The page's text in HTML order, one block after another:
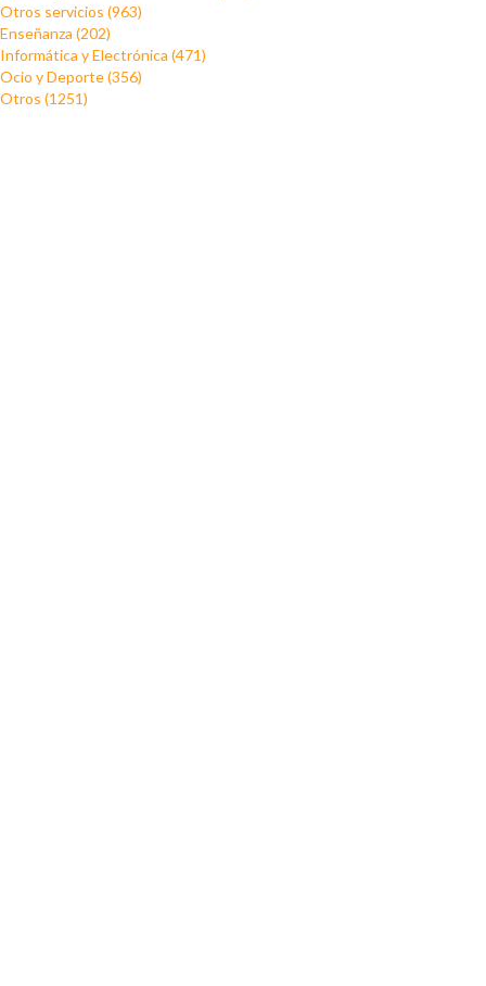
Otros servicios (963)
Enseñanza (202)
Informática y Electrónica (471)
Ocio y Deporte (356)
Otros (1251)